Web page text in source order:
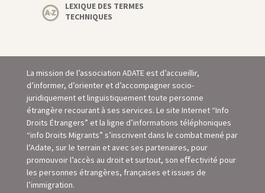
LEXIQUE DES TERMES
TECHNIQUES
La mission de l’association ADATE est d’accueillir,
d’informer, d’orienter et d’accompagner socio-
juridiquement et linguistiquement toute personne
étrangère recourant à ses services. Le site Internet “Info
Droits Étrangers” et la ligne d’informations téléphoniques
“info Droits Migrants” s’inscrivent dans le combat mené par
l’Adate, sur le terrain et avec ses partenaires, pour
promouvoir l’accès au droit et surtout, son eﬀectivité pour
les personnes étrangères, françaises et issues de
l’immigration.